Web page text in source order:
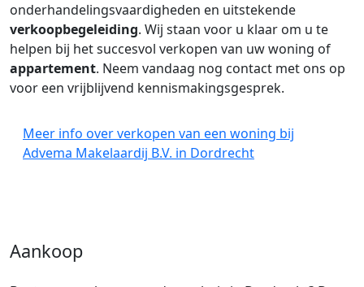
onderhandelingsvaardigheden en uitstekende
verkoopbegeleiding. Wij staan voor u klaar om u te
helpen bij het succesvol verkopen van uw woning of
appartement. Neem vandaag nog contact met ons op
voor een vrijblijvend kennismakingsgesprek.
Meer info over verkopen van een woning bij
Advema Makelaardij B.V. in Dordrecht
Aankoop